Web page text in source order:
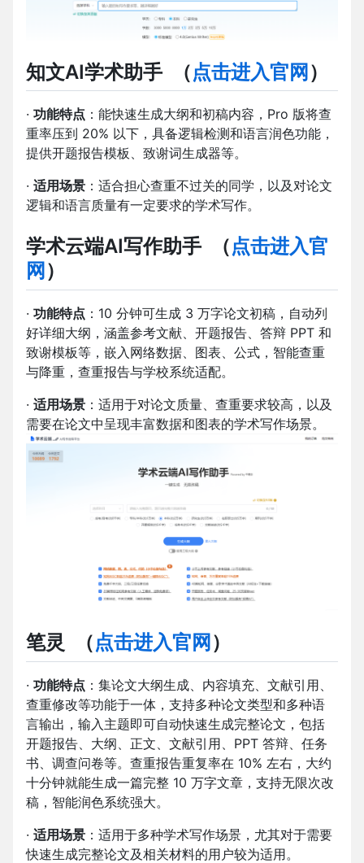
知文AI学术助手 （点击进入官网 ）
· 功能特点 ：能快速生成大纲和初稿内容，Pro 版将查
重率压到 20% 以下，具备逻辑检测和语言润色功能，
提供开题报告模板、致谢词生成器等。
· 适用场景 ：适合担心查重不过关的同学，以及对论文
逻辑和语言质量有一定要求的学术写作。
学术云端AI写作助手 （点击进入官
网 ）
· 功能特点 ：10 分钟可生成 3 万字论文初稿，自动列
好详细大纲，涵盖参考文献、开题报告、答辩 PPT 和
致谢模板等，嵌入网络数据、图表、公式，智能查重
与降重，查重报告与学校系统适配。
· 适用场景 ：适用于对论文质量、查重要求较高，以及
需要在论文中呈现丰富数据和图表的学术写作场景。
笔灵 （点击进入官网 ）
· 功能特点 ：集论文大纲生成、内容填充、文献引用、
查重修改等功能于一体，支持多种论文类型和多种语
言输出，输入主题即可自动快速生成完整论文，包括
开题报告、大纲、正文、文献引用、PPT 答辩、任务
书、调查问卷等。查重报告重复率在 10% 左右，大约
十分钟就能生成一篇完整 10 万字文章，支持无限次改
稿，智能润色系统强大。
· 适用场景 ：适用于多种学术写作场景，尤其对于需要
快速生成完整论文及相关材料的用户较为适用。